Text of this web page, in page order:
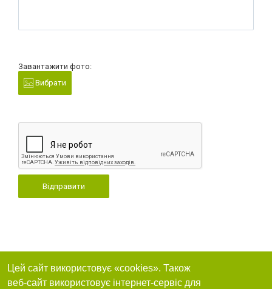
Завантажити фото:
Вибрати
Відправити
Цей сайт використовує «cookies». Також
веб-сайт використовує інтернет-сервіс для